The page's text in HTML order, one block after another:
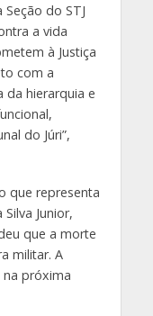
do STJ
a vida
à Justiça
com a
da hierarquia e
do Júri”,
que representa
Junior,
que a morte
militar. A
na próxima